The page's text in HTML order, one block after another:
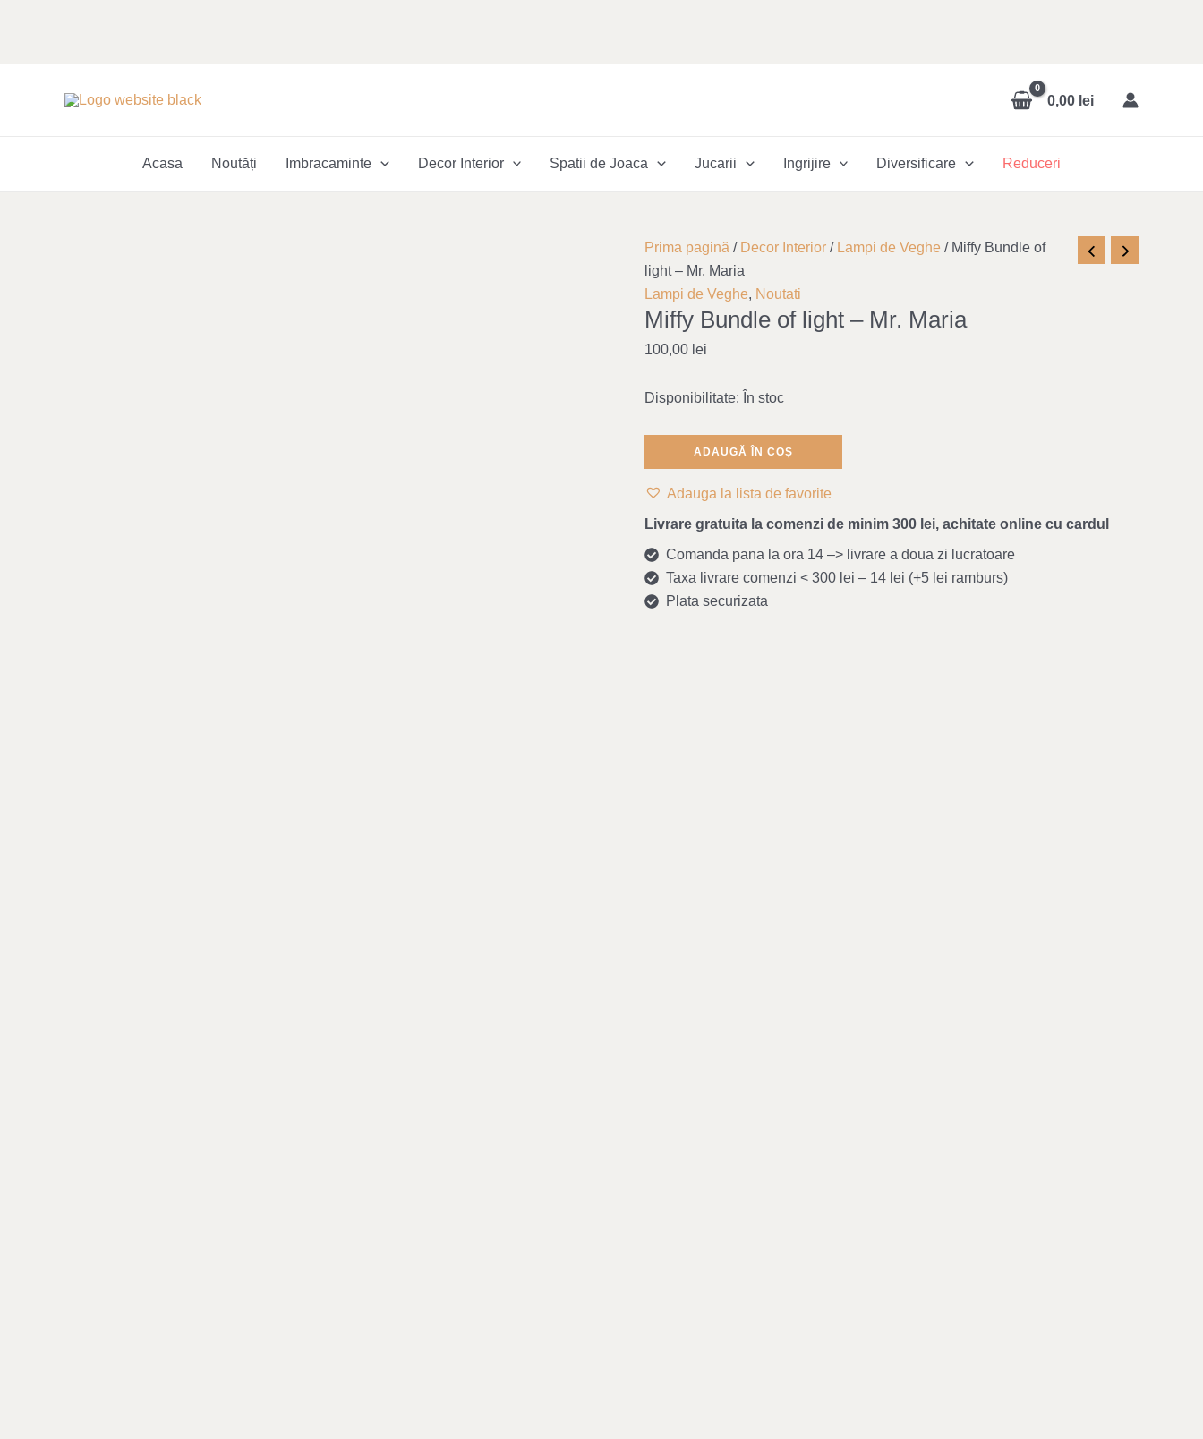
0,00 lei
Acasa Noutăți Imbracaminte Decor Interior Spatii de Joaca Jucarii Ingrijire Diversificare Reduceri
Prima pagină / Decor Interior / Lampi de Veghe / Miffy Bundle of
light – Mr. Maria
Lampi de Veghe, Noutati
Miffy Bundle of light – Mr. Maria
100,00 lei
Disponibilitate: În stoc
Cantitate
Miffy
Bundle
of
Maria
ADAUGĂ ÎN COȘ
Adauga la lista de favorite
Livrare gratuita la comenzi de minim 300 lei, achitate online cu cardul
Comanda pana la ora 14 –> livrare a doua zi lucratoare
Taxa livrare comenzi < 300 lei – 14 lei (+5 lei ramburs)
Plata securizata